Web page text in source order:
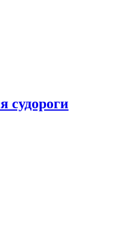
судороги